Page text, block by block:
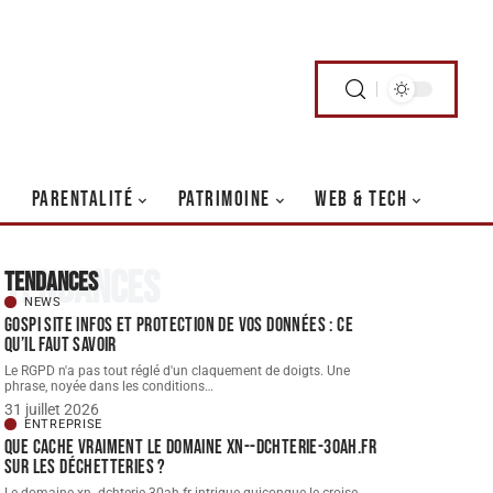
PARENTALITÉ PATRIMOINE WEB & TECH
Tendances
Tendances
NEWS
Gospi site infos et protection de vos données : ce
qu’il faut savoir
Le RGPD n'a pas tout réglé d'un claquement de doigts. Une
phrase, noyée dans les conditions…
31 juillet 2026
ENTREPRISE
Que cache vraiment le domaine xn--dchterie-30ah.fr
sur les déchetteries ?